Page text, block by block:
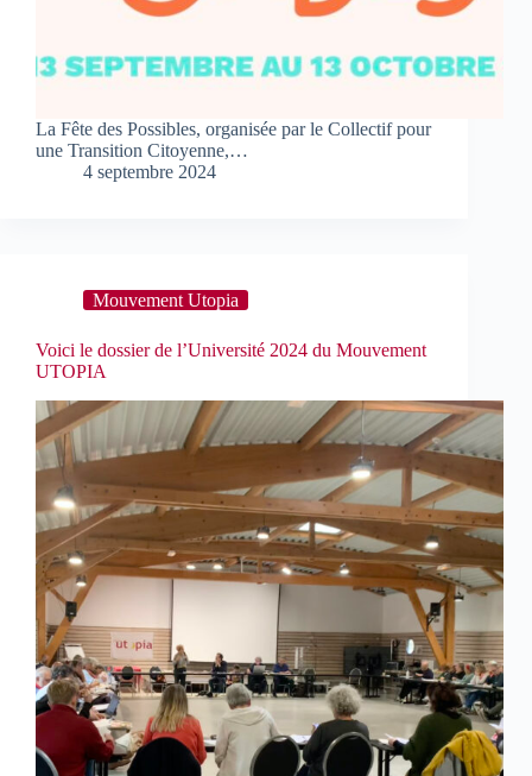
La Fête des Possibles, organisée par le Collectif pour
une Transition Citoyenne,…
4 septembre 2024
Mouvement Utopia
Voici le dossier de l’Université 2024 du Mouvement
UTOPIA